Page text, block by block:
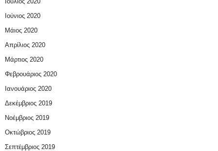
Ιούνιος 2020
Μάιος 2020
Απρίλιος 2020
Μάρτιος 2020
Φεβρουάριος 2020
Ιανουάριος 2020
Δεκέμβριος 2019
Νοέμβριος 2019
Οκτώβριος 2019
Σεπτέμβριος 2019